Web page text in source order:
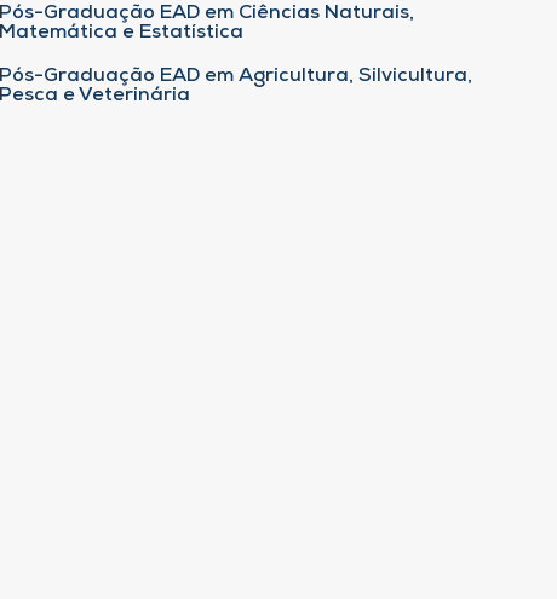
Pós-Graduação EAD em Ciências Naturais,
Matemática e Estatística
Pós-Graduação EAD em Agricultura, Silvicultura,
Pesca e Veterinária